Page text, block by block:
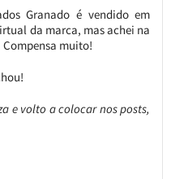
Granado é vendido em
da marca, mas achei na
Compensa muito!
e volto a colocar nos posts,